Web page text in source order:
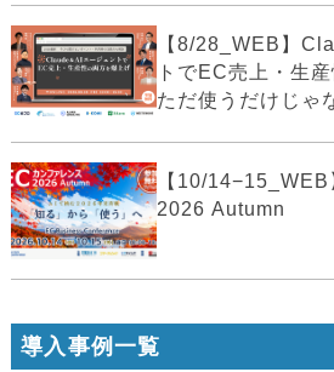
【8/28_WEB】
トでEC売上・生
ただ使うだけじゃ
【10/
2026 Autumn
導入事例一覧